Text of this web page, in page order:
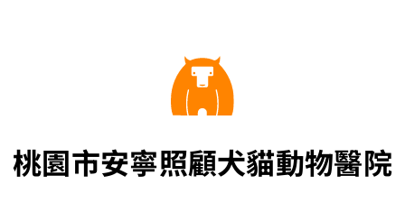
桃園市安寧照顧犬貓動物醫院